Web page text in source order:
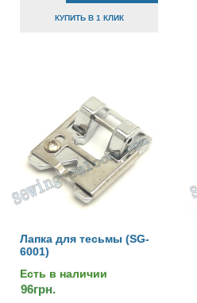
КУПИТЬ В 1 КЛИК
Лапка для тесьмы (SG-
6001)
Есть в наличии
96грн.